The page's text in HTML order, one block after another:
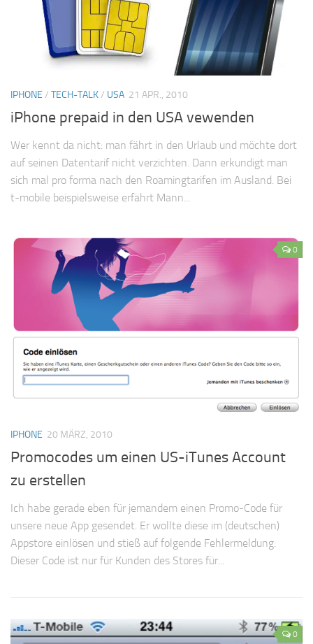
IPHONE / TECH-TALK/ USA 21 APR., 2010
iPhone prepaid in den USA vewenden
Wer kennt da nicht: man fährt in den Urlaub und möchte dort
auf seinen Datentarif nicht verzichten. Dann erkundigt man
sich mal pro forma nach den Roamingtarifen im Ausland. Bei
t-mobile beispielsweise erfährt Mann...
0
IPHONE 20 MÄRZ, 2010
Promocodes um einen US-iTunes Account
zu erstellen
Ich habe gerade eben für jemandem einen Promo-Code für
unsere neue App gesendet. Er wollte diese im (deutschen)
Appstore einlösen und stieß auf folgende Fehlermeldung:
Dieser Code ist nur für Kunden des Stores für...
0